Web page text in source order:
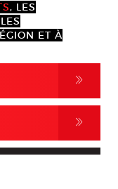
, LES
ET À
,
,